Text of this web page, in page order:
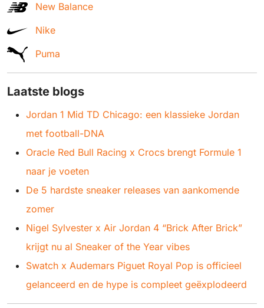
New Balance
Nike
Puma
Laatste blogs
Jordan 1 Mid TD Chicago: een klassieke Jordan
met football-DNA
Oracle Red Bull Racing x Crocs brengt Formule 1
naar je voeten
De 5 hardste sneaker releases van aankomende
zomer
Nigel Sylvester x Air Jordan 4 “Brick After Brick”
krijgt nu al Sneaker of the Year vibes
Swatch x Audemars Piguet Royal Pop is officieel
gelanceerd en de hype is compleet geëxplodeerd